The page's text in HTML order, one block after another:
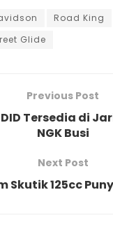
Road King
Glide
Previous Post
Tersedia di
NGK Busi
Next Post
Skutik 125cc